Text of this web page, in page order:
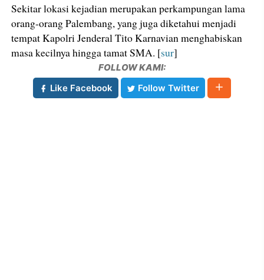
Sekitar lokasi kejadian merupakan perkampungan lama
orang-orang Palembang, yang juga diketahui menjadi
tempat Kapolri Jenderal Tito Karnavian menghabiskan
masa kecilnya hingga tamat SMA. [sur]
FOLLOW KAMI:
Like Facebook
Follow Twitter